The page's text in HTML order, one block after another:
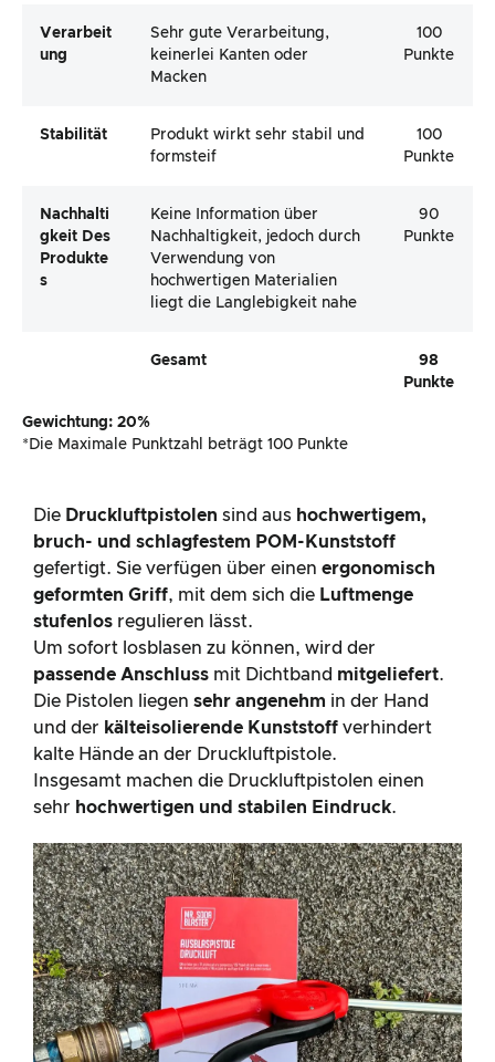
Verarbeit
Ung
Sehr gute Verarbeitung,
keinerlei Kanten oder
Macken
100
Punkte
Stabilität
Produkt wirkt sehr stabil und
formsteif
100
Punkte
Nachhalti
Gkeit Des
Produkte
S
Keine Information über
Nachhaltigkeit, jedoch durch
Verwendung von
hochwertigen Materialien
liegt die Langlebigkeit nahe
90
Punkte
Gesamt
98
Punkte
Gewichtung: 20%
*Die Maximale Punktzahl beträgt 100 Punkte
Die Druckluftpistolen sind aus hochwertigem,
bruch- und schlagfestem POM-Kunststoff
gefertigt. Sie verfügen über einen ergonomisch
geformten Griff, mit dem sich die Luftmenge
stufenlos regulieren lässt.
Um sofort losblasen zu können, wird der
passende Anschluss mit Dichtband mitgeliefert.
Die Pistolen liegen sehr angenehm in der Hand
und der kälteisolierende Kunststoff verhindert
kalte Hände an der Druckluftpistole.
Insgesamt machen die Druckluftpistolen einen
sehr hochwertigen und stabilen Eindruck.